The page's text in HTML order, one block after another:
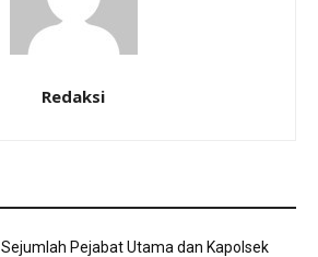
Redaksi
Sejumlah Pejabat Utama dan Kapolsek